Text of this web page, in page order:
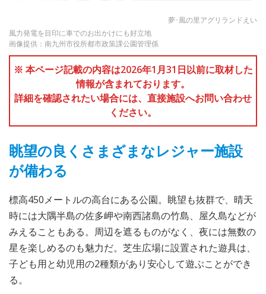
夢･風の里アグリランドえい
風力発電を目印に車でのお出かけにも好立地
画像提供：南九州市役所都市政策課公園管理係
※ 本ページ記載の内容は2026年1月31日以前に取材した
情報が含まれております。
詳細を確認されたい場合には、直接施設へお問い合わせ
ください。
眺望の良くさまざまなレジャー施設
が備わる
標高450メートルの高台にある公園。眺望も抜群で、晴天
時には大隅半島の佐多岬や南西諸島の竹島、屋久島などが
みえることもある。周辺を遮るものがなく、夜には無数の
星を楽しめるのも魅力だ。芝生広場に設置された遊具は、
子ども用と幼児用の2種類があり安心して遊ぶことができ
る。